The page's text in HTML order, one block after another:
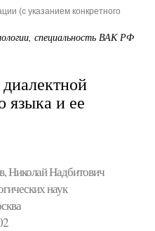
(с указанием конкретного
специальность ВАК РФ
языка и ее
Николай Надбитович
наук